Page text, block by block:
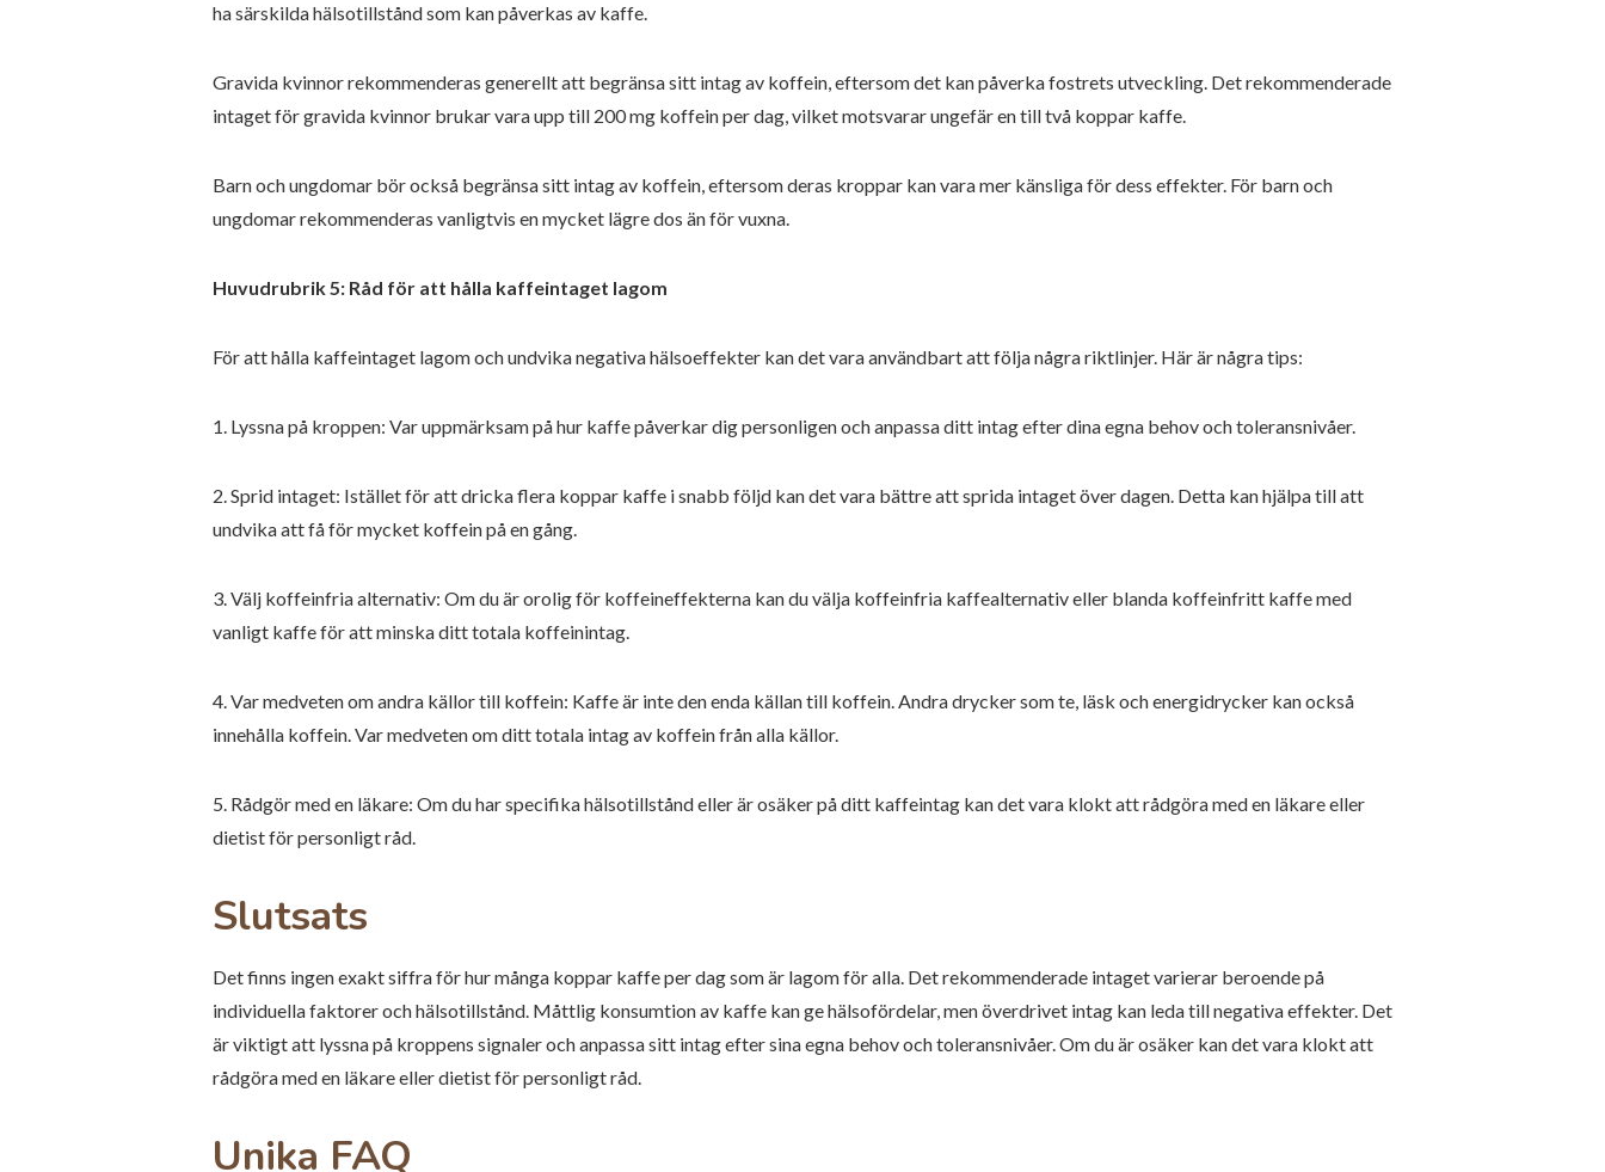
ha särskilda hälsotillstånd som kan påverkas av kaffe.
Gravida kvinnor rekommenderas generellt att begränsa sitt intag av koffein, eftersom det kan påverka fostrets utveckling. Det rekommenderade
intaget för gravida kvinnor brukar vara upp till 200 mg koffein per dag, vilket motsvarar ungefär en till två koppar kaffe.
Barn och ungdomar bör också begränsa sitt intag av koffein, eftersom deras kroppar kan vara mer känsliga för dess effekter. För barn och
ungdomar rekommenderas vanligtvis en mycket lägre dos än för vuxna.
Huvudrubrik 5: Råd för att hålla kaffeintaget lagom
För att hålla kaffeintaget lagom och undvika negativa hälsoeffekter kan det vara användbart att följa några riktlinjer. Här är några tips:
1. Lyssna på kroppen: Var uppmärksam på hur kaffe påverkar dig personligen och anpassa ditt intag efter dina egna behov och toleransnivåer.
2. Sprid intaget: Istället för att dricka flera koppar kaffe i snabb följd kan det vara bättre att sprida intaget över dagen. Detta kan hjälpa till att
undvika att få för mycket koffein på en gång.
3. Välj koffeinfria alternativ: Om du är orolig för koffeineffekterna kan du välja koffeinfria kaffealternativ eller blanda koffeinfritt kaffe med
vanligt kaffe för att minska ditt totala koffeinintag.
4. Var medveten om andra källor till koffein: Kaffe är inte den enda källan till koffein. Andra drycker som te, läsk och energidrycker kan också
innehålla koffein. Var medveten om ditt totala intag av koffein från alla källor.
5. Rådgör med en läkare: Om du har specifika hälsotillstånd eller är osäker på ditt kaffeintag kan det vara klokt att rådgöra med en läkare eller
dietist för personligt råd.
Slutsats
Det finns ingen exakt siffra för hur många koppar kaffe per dag som är lagom för alla. Det rekommenderade intaget varierar beroende på
individuella faktorer och hälsotillstånd. Måttlig konsumtion av kaffe kan ge hälsofördelar, men överdrivet intag kan leda till negativa effekter. Det
är viktigt att lyssna på kroppens signaler och anpassa sitt intag efter sina egna behov och toleransnivåer. Om du är osäker kan det vara klokt att
rådgöra med en läkare eller dietist för personligt råd.
Unika FAQ